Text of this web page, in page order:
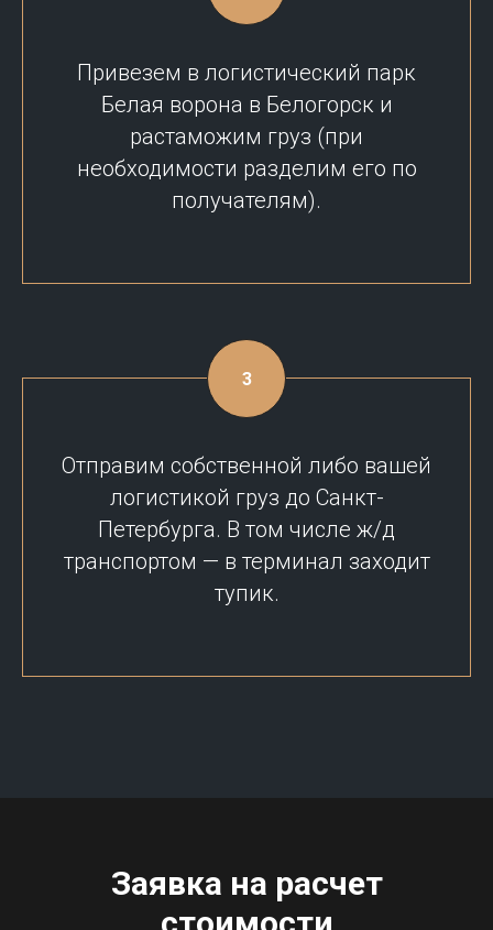
Привезем в логистический парк
Белая ворона в Белогорск и
растаможим груз (при
необходимости разделим его по
получателям).
Отправим собственной либо вашей
логистикой груз до Санкт-
Петербурга. В том числе ж/д
транспортом — в терминал заходит
тупик.
Заявка на расчет